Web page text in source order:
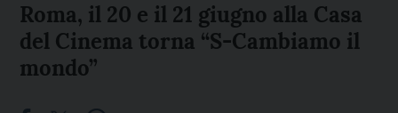
Roma, il 20 e il 21 giugno alla Casa
del Cinema torna “S-Cambiamo il
mondo”